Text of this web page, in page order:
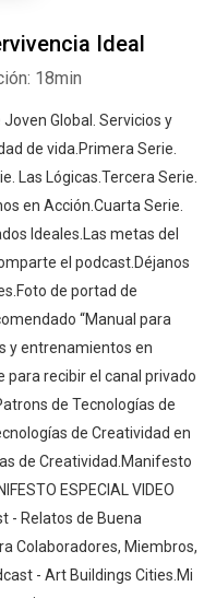
Ideal
18min
Global. Servicios y
de vida.Primera Serie.
Las Lógicas.Tercera Serie.
en Acción.Cuarta Serie.
Ideales.Las metas del
el podcast.Déjanos
de portad de
“Manual para
y entrenamientos en
para recibir el canal privado
de Tecnologías de
de Creatividad en
de Creatividad.Manifesto
ESPECIAL VIDEO
- Relatos de Buena
Colaboradores, Miembros,
- Art Buildings Cities.Mi